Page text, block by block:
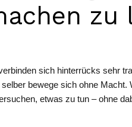
zu
sich hinterrücks sehr
bewege sich ohne
etwas zu tun – ohne